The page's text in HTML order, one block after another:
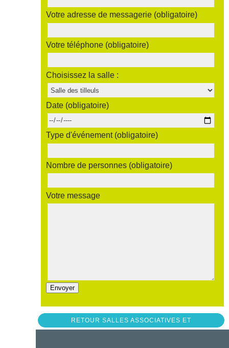
Votre adresse de messagerie (obligatoire)
Votre téléphone (obligatoire)
Choisissez la salle :
Date (obligatoire)
Type d'événement (obligatoire)
Nombre de personnes (obligatoire)
Votre message
RETOUR SALLES ASSOCIATIVES ET